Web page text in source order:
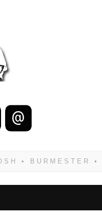
was: Hifi